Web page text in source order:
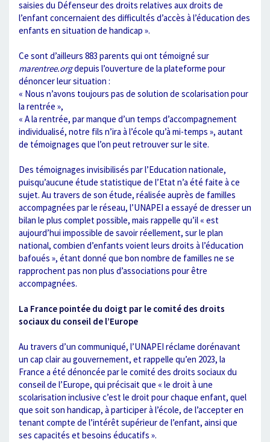
saisies du Défenseur des droits relatives aux droits de
l’enfant concernaient des difficultés d’accès à l’éducation des
enfants en situation de handicap ».
Ce sont d’ailleurs 883 parents qui ont témoigné sur
marentree.orgdepuis l’ouverture de la plateforme pour
dénoncer leur situation :
« Nous n’avons toujours pas de solution de scolarisation pour
la rentrée »,
« A la rentrée, par manque d’un temps d’accompagnement
individualisé, notre fils n’ira à l’école qu’à mi-temps », autant
de témoignages que l’on peut retrouver sur le site.
Des témoignages invisibilisés par l’Education nationale,
puisqu’aucune étude statistique de l’Etat n’a été faite à ce
sujet. Au travers de son étude, réalisée auprès de familles
accompagnées par le réseau, l’UNAPEI a essayé de dresser un
bilan le plus complet possible, mais rappelle qu’il « est
aujourd’hui impossible de savoir réellement, sur le plan
national, combien d’enfants voient leurs droits à l’éducation
bafoués », étant donné que bon nombre de familles ne se
rapprochent pas non plus d’associations pour être
accompagnées.
La France pointée du doigt par le comité des droits
sociaux du conseil de l’Europe
Au travers d’un communiqué, l’UNAPEI réclame dorénavant
un cap clair au gouvernement, et rappelle qu’en 2023, la
France a été dénoncée par le comité des droits sociaux du
conseil de l’Europe, qui précisait que « le droit à une
scolarisation inclusive c’est le droit pour chaque enfant, quel
que soit son handicap, à participer à l’école, de l’accepter en
tenant compte de l’intérêt supérieur de l’enfant, ainsi que
ses capacités et besoins éducatifs ».